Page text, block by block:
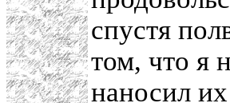
спустя
том, что я
наносил